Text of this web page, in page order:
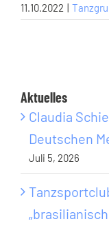
11.10.2022 |
Aktuelles
Claudia
Deutschen
Juli 5, 2026